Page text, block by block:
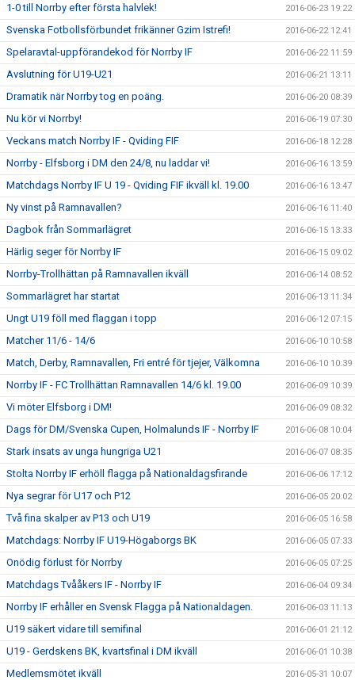
1-0 till Norrby efter första halvlek! 2016-06-23 19:22
Svenska Fotbollsförbundet frikänner Gzim Istrefi! 2016-06-22 12:41
Spelaravtal-uppförandekod för Norrby IF 2016-06-22 11:59
Avslutning för U19-U21 2016-06-21 13:11
Dramatik när Norrby tog en poäng. 2016-06-20 08:39
Nu kör vi Norrby! 2016-06-19 07:30
Veckans match Norrby IF - Qviding FIF 2016-06-18 12:28
Norrby - Elfsborg i DM den 24/8, nu laddar vi! 2016-06-16 13:59
Matchdags Norrby IF U 19 - Qviding FIF ikväll kl. 19.00 2016-06-16 13:47
Ny vinst på Ramnavallen? 2016-06-16 11:40
Dagbok från Sommarlägret 2016-06-15 13:33
Härlig seger för Norrby IF 2016-06-15 09:02
Norrby-Trollhättan på Ramnavallen ikväll 2016-06-14 08:52
Sommarlägret har startat 2016-06-13 11:34
Ungt U19 föll med flaggan i topp 2016-06-12 07:15
Matcher 11/6 - 14/6 2016-06-10 10:58
Match, Derby, Ramnavallen, Fri entré för tjejer, Välkomna 2016-06-10 10:39
Norrby IF - FC Trollhättan Ramnavallen 14/6 kl. 19.00 2016-06-09 10:39
Vi möter Elfsborg i DM! 2016-06-09 08:32
Dags för DM/Svenska Cupen, Holmalunds IF - Norrby IF 2016-06-08 10:04
Stark insats av unga hungriga U21 2016-06-07 08:35
Stolta Norrby IF erhöll flagga på Nationaldagsfirande 2016-06-06 17:12
Nya segrar för U17 och P12 2016-06-05 20:02
Två fina skalper av P13 och U19 2016-06-05 16:58
Matchdags: Norrby IF U19-Högaborgs BK 2016-06-05 07:33
Onödig förlust för Norrby 2016-06-05 07:25
Matchdags Tvååkers IF - Norrby IF 2016-06-04 09:34
Norrby IF erhåller en Svensk Flagga på Nationaldagen. 2016-06-03 11:13
U19 säkert vidare till semifinal 2016-06-01 21:12
U19 - Gerdskens BK, kvartsfinal i DM ikväll 2016-06-01 10:38
Medlemsmötet ikväll 2016-05-31 10:07